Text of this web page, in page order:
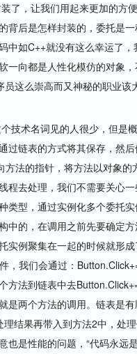
了，让我们用起来更加的方
背后是怎样封装的，委托是
中如C++就没有这么幸运了
一向都是人性化模仿的对象
这么崇高而又神秘的职业该
术名词见的人很少，但是
过链表的方式将其保存，然
方法的指针，将方法以对象
程去处理，我们不需要关心
类型，通过实例化多个委托
中的，在调用之前先要确定
实例聚集在一起的时候就形
，我们会通过：
方法到链表中去
是两个方法的调用。链表是
结果再带入到方法2中，处
是性能的问题，“代码永远